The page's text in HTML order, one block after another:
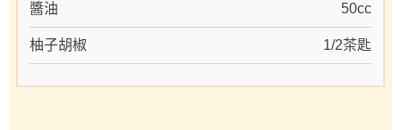
醬油 50cc
柚子胡椒 1/2茶匙